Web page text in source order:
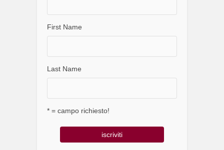
First Name
Last Name
* = campo richiesto!